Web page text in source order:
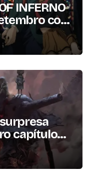
INFERNO
com
em
capítulo